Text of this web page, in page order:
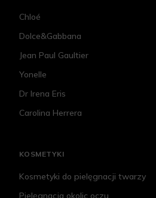
Chloé
Dolce&Gabbana
Jean Paul Gaultier
Yonelle
Dr Irena Eris
Carolina Herrera
KOSMETYKI
Kosmetyki do pielęgnacji twarzy
Pielęgnacja okolic oczu